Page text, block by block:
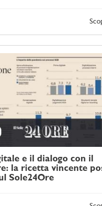
e il dialogo con il
la ricetta vincente
Sole24Ore